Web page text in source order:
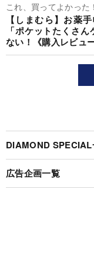
これ、買ってよかった！
【しまむら】お薬
「ポケットたくさ
ない！《購入レビュ
DIAMOND SPECIAL
広告企画一覧